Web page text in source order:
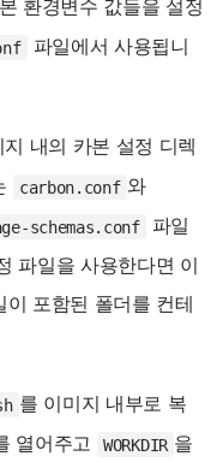
환경변수 값들을 설정
파일에서 사용됩니
내의 카본 설정 디렉
carbon.conf 와
schemas.conf
파일
파일을 사용한다면 이
이 포함된 폴더를 컨테
를 이미지 내부로 복
열어주고
WORKDIR 을